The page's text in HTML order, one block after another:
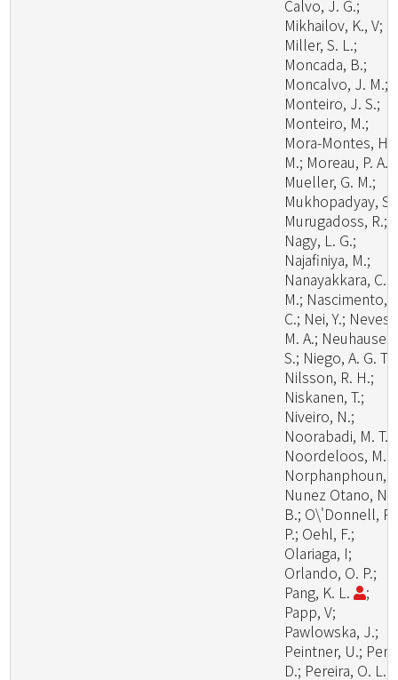
Calvo, J. G.;
Mikhailov, K., V;
Miller, S. L.;
Moncada, B.;
Moncalvo, J. M.;
Monteiro, J. S.;
Monteiro, M.;
Mora-Montes, H.
M.; Moreau, P. A.;
Mueller, G. M.;
Mukhopadyay, S.;
Murugadoss, R.;
Nagy, L. G.;
Najafiniya, M.;
Nanayakkara, C.
M.; Nascimento,
C.; Nei, Y.; Neves,
M. A.; Neuhauser,
S.; Niego, A. G. T.;
Nilsson, R. H.;
Niskanen, T.;
Niveiro, N.;
Noorabadi, M. T.;
Noordeloos, M.
Norphanphoun,
Nunez Otano, N.
B.; O\'Donnell, R.
P.; Oehl, F.;
Olariaga, I;
Orlando, O. P.;
Pang, K. L.
;
Papp, V;
Pawlowska, J.;
Peintner, U.;
D.; Pereira, O. L.;